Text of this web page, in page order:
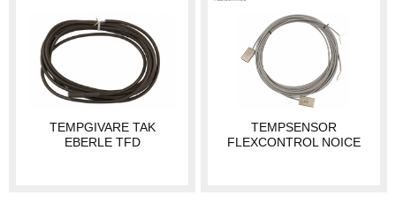
TEMPGIVARE TAK
EBERLE TFD
TEMPSENSOR
FLEXCONTROL NOICE